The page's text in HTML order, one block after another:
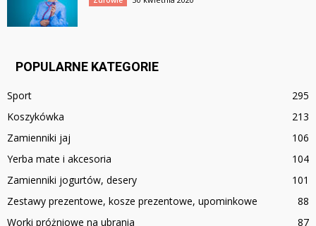
POPULARNE KATEGORIE
Sport
295
Koszykówka
213
Zamienniki jaj
106
Yerba mate i akcesoria
104
Zamienniki jogurtów, desery
101
Zestawy prezentowe, kosze prezentowe, upominkowe
88
Worki próżniowe na ubrania
87